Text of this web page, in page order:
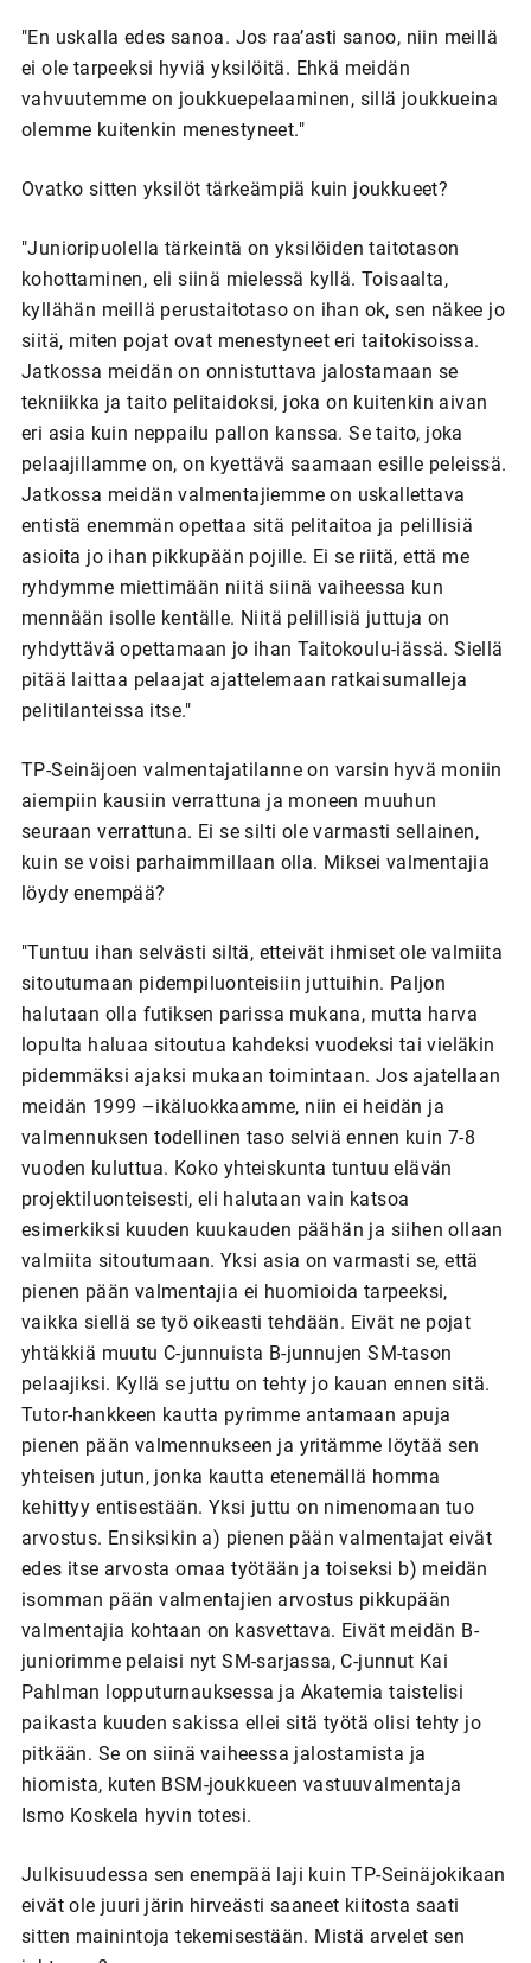
"En uskalla edes sanoa. Jos raa’asti sanoo, niin meillä
ei ole tarpeeksi hyviä yksilöitä. Ehkä meidän
vahvuutemme on joukkuepelaaminen, sillä joukkueina
olemme kuitenkin menestyneet."
Ovatko sitten yksilöt tärkeämpiä kuin joukkueet?
"Junioripuolella tärkeintä on yksilöiden taitotason
kohottaminen, eli siinä mielessä kyllä. Toisaalta,
kyllähän meillä perustaitotaso on ihan ok, sen näkee jo
siitä, miten pojat ovat menestyneet eri taitokisoissa.
Jatkossa meidän on onnistuttava jalostamaan se
tekniikka ja taito pelitaidoksi, joka on kuitenkin aivan
eri asia kuin neppailu pallon kanssa. Se taito, joka
pelaajillamme on, on kyettävä saamaan esille peleissä.
Jatkossa meidän valmentajiemme on uskallettava
entistä enemmän opettaa sitä pelitaitoa ja pelillisiä
asioita jo ihan pikkupään pojille. Ei se riitä, että me
ryhdymme miettimään niitä siinä vaiheessa kun
mennään isolle kentälle. Niitä pelillisiä juttuja on
ryhdyttävä opettamaan jo ihan Taitokoulu-iässä. Siellä
pitää laittaa pelaajat ajattelemaan ratkaisumalleja
pelitilanteissa itse."
TP-Seinäjoen valmentajatilanne on varsin hyvä moniin
aiempiin kausiin verrattuna ja moneen muuhun
seuraan verrattuna. Ei se silti ole varmasti sellainen,
kuin se voisi parhaimmillaan olla. Miksei valmentajia
löydy enempää?
"Tuntuu ihan selvästi siltä, etteivät ihmiset ole valmiita
sitoutumaan pidempiluonteisiin juttuihin. Paljon
halutaan olla futiksen parissa mukana, mutta harva
lopulta haluaa sitoutua kahdeksi vuodeksi tai vieläkin
pidemmäksi ajaksi mukaan toimintaan. Jos ajatellaan
meidän 1999 –ikäluokkaamme, niin ei heidän ja
valmennuksen todellinen taso selviä ennen kuin 7-8
vuoden kuluttua. Koko yhteiskunta tuntuu elävän
projektiluonteisesti, eli halutaan vain katsoa
esimerkiksi kuuden kuukauden päähän ja siihen ollaan
valmiita sitoutumaan. Yksi asia on varmasti se, että
pienen pään valmentajia ei huomioida tarpeeksi,
vaikka siellä se työ oikeasti tehdään. Eivät ne pojat
yhtäkkiä muutu C-junnuista B-junnujen SM-tason
pelaajiksi. Kyllä se juttu on tehty jo kauan ennen sitä.
Tutor-hankkeen kautta pyrimme antamaan apuja
pienen pään valmennukseen ja yritämme löytää sen
yhteisen jutun, jonka kautta etenemällä homma
kehittyy entisestään. Yksi juttu on nimenomaan tuo
arvostus. Ensiksikin a) pienen pään valmentajat eivät
edes itse arvosta omaa työtään ja toiseksi b) meidän
isomman pään valmentajien arvostus pikkupään
valmentajia kohtaan on kasvettava. Eivät meidän B-
juniorimme pelaisi nyt SM-sarjassa, C-junnut Kai
Pahlman lopputurnauksessa ja Akatemia taistelisi
paikasta kuuden sakissa ellei sitä työtä olisi tehty jo
pitkään. Se on siinä vaiheessa jalostamista ja
hiomista, kuten BSM-joukkueen vastuuvalmentaja
Ismo Koskela hyvin totesi.
Julkisuudessa sen enempää laji kuin TP-Seinäjokikaan
eivät ole juuri järin hirveästi saaneet kiitosta saati
sitten mainintoja tekemisestään. Mistä arvelet sen